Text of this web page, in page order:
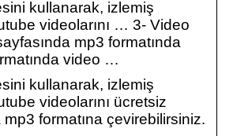
kullanarak, izlemiş
videolarını … 3- Video
mp3 formatında
video …
kullanarak, izlemiş
videolarını ücretsiz
formatına çevirebilirsiniz.